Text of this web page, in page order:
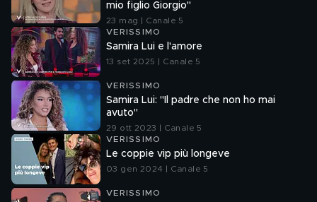
mio figlio Giorgio"
23 mag | Canale 5
VERISSIMO
Samira Lui e l'amore
13 set 2025 | Canale 5
VERISSIMO
Samira Lui: "Il padre che non ho mai
avuto"
29 ott 2023 | Canale 5
VERISSIMO
Le coppie vip più longeve
03 gen 2024 | Canale 5
VERISSIMO